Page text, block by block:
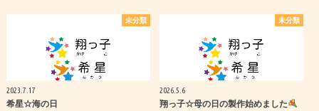
未分類
2023.7.17
希星☆海の日
未分類
2026.5.6
翔っ子☆母の日の製作始めました